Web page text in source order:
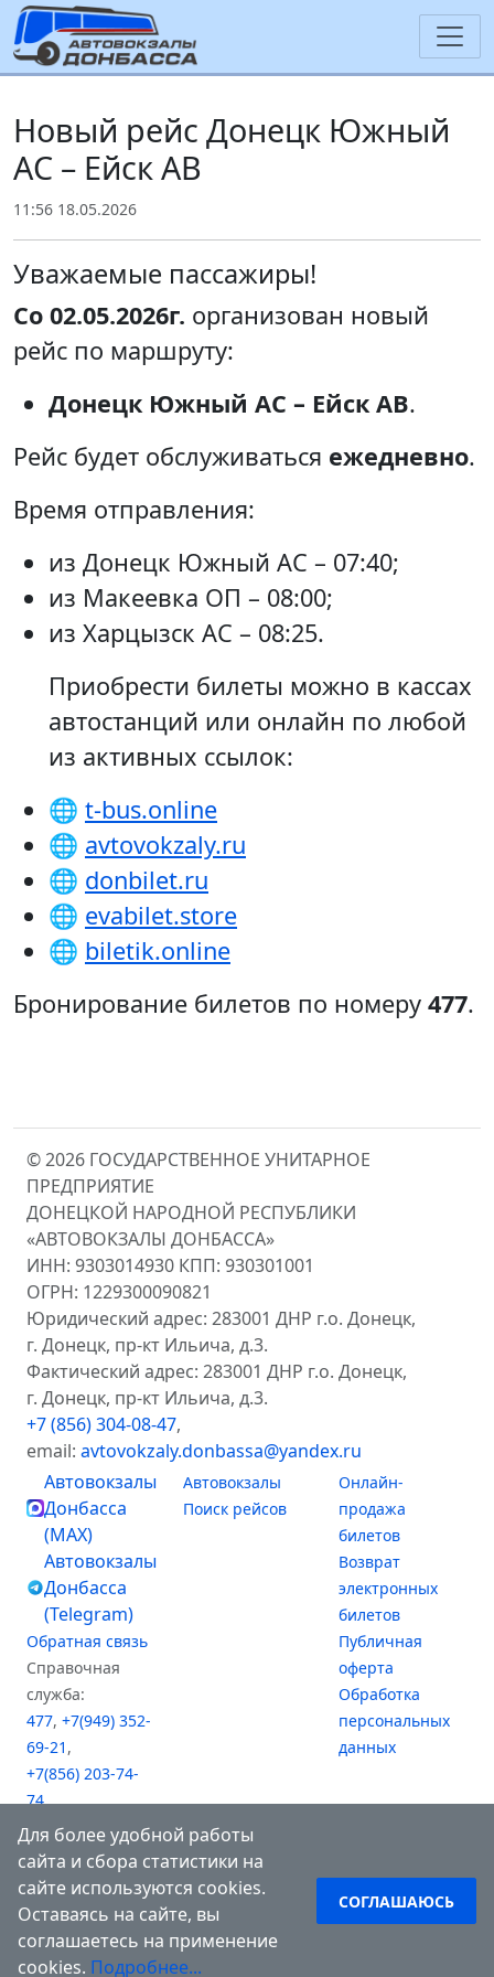
Новый рейс Донецк Южный
АС – Ейск АВ
11:56 18.05.2026
Уважаемые пассажиры!
Со 02.05.2026г. организован новый
рейс по маршруту:
Донецк Южный АС – Ейск АВ.
Рейс будет обслуживаться ежедневно.
Время отправления:
из Донецк Южный АС – 07:40;
из Макеевка ОП – 08:00;
из Харцызск АС – 08:25.
Приобрести билеты можно в кассах
автостанций или онлайн по любой
из активных ссылок:
🌐 t-bus.online
🌐 avtovokzaly.ru
🌐 donbilet.ru
🌐 evabilet.store
🌐 biletik.online
Бронирование билетов по номеру 477.
© 2026 ГОСУДАРСТВЕННОЕ УНИТАРНОЕ
ПРЕДПРИЯТИЕ
ДОНЕЦКОЙ НАРОДНОЙ РЕСПУБЛИКИ
«АВТОВОКЗАЛЫ ДОНБАССА»
ИНН: 9303014930 КПП: 930301001
ОГРН: 1229300090821
Юридический адрес: 283001 ДНР г.о. Донецк,
г. Донецк, пр-кт Ильича, д.3.
Фактический адрес: 283001 ДНР г.о. Донецк,
г. Донецк, пр-кт Ильича, д.3.
+7 (856) 304-08-47,
email: avtovokzaly.donbassa@yandex.ru
Автовокзалы
Донбасса
(MAX)
Автовокзалы
Донбасса
(Telegram)
Обратная связь
Справочная
служба:
477, +7(949) 352-
69-21 ,
+7(856) 203-74-
74,
+7(949) 476-61-81
(АВ "Южный")
Автовокзалы
Поиск рейсов
Онлайн-
продажа
билетов
Возврат
электронных
билетов
Публичная
оферта
Обработка
персональных
данных
Для более удобной работы
сайта и сбора статистики на
сайте используются cookies.
Оставаясь на сайте, вы
соглашаетесь на применение
cookies. Подробнее...
СОГЛАШАЮСЬ